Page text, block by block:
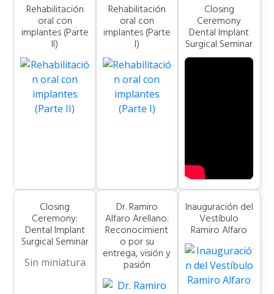
Rehabilitación
oral con
implantes (Parte
II)
Rehabilitación
oral con
implantes (Parte
I)
Closing
Ceremony
Dental Implant
Surgical Seminar
Closing
Ceremony:
Dental Implant
Surgical Seminar
Sin miniatura
Dr. Ramiro
Alfaro Arellano:
Reconocimient
o por su
entrega, visión y
pasión
Inauguración del
Vestíbulo
Ramiro Alfaro